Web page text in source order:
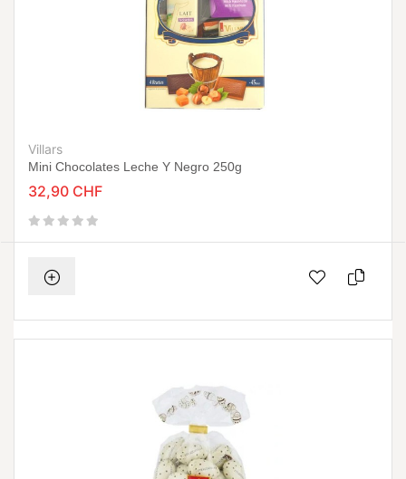
Villars
Mini Chocolates Leche Y Negro 250g
32,90 CHF